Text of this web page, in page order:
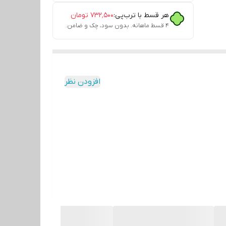
هر قسط با ترب‌پی:۷۳۲٬۵۰۰ تومان
۴ قسط ماهانه. بدون سود، چک و ضامن.
افزودن نظر